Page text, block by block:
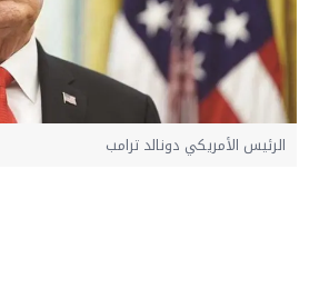
الرئيس الأمريكي دونالد ترامب